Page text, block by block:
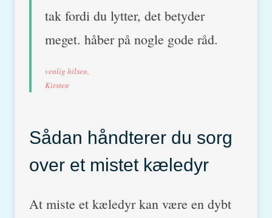
tak fordi du lytter, det betyder
meget. håber på nogle gode råd.
venlig hilsen,
Kirsten
Sådan håndterer du sorg
over et mistet kæledyr
At miste et kæledyr kan være en dybt